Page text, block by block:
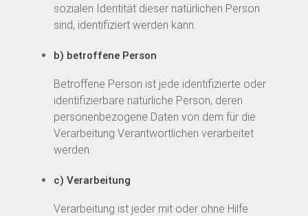
sozialen Identität dieser natürlichen Person
sind, identifiziert werden kann.
b) betroffene Person
Betroffene Person ist jede identifizierte oder
identifizierbare natürliche Person, deren
personenbezogene Daten von dem für die
Verarbeitung Verantwortlichen verarbeitet
werden.
c) Verarbeitung
Verarbeitung ist jeder mit oder ohne Hilfe